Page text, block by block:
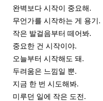
완벽보다 시작이 중요해.
무언가를 시작하는 게 용기.
작은 발걸음부터 떼어봐.
중요한 건 시작이야.
오늘부터 시작해도 돼.
두려움은 느낌일 뿐.
지금 한 번 시도해봐.
미루던 일에 작은 도전.